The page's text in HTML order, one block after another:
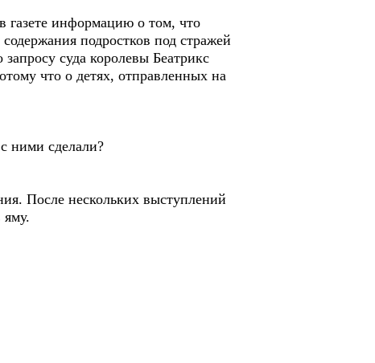
газете информацию о том, что
подростков под стражей
суда королевы Беатрикс
что о детях, отправленных на
ними сделали?
После нескольких выступлений
яму.